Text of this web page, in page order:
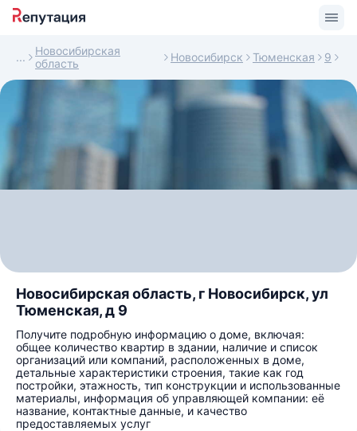
Новосибирская
область
Новосибирск Тюменская 9
Новосибирская область, г Новосибирск, ул
Тюменская, д 9
Получите подробную информацию о доме, включая:
общее количество квартир в здании, наличие и список
организаций или компаний, расположенных в доме,
детальные характеристики строения, такие как год
постройки, этажность, тип конструкции и использованные
материалы, информация об управляющей компании: её
название, контактные данные, и качество
предоставляемых услуг